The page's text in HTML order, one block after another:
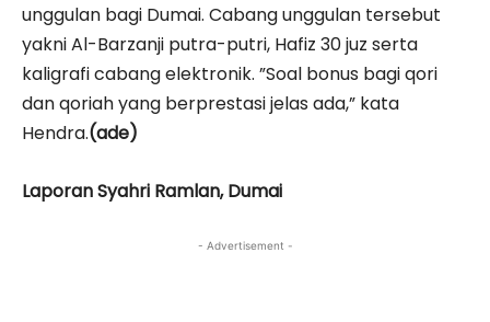
unggulan bagi Dumai. Cabang unggulan tersebut
yakni Al-Barzanji putra-putri, Hafiz 30 juz serta
kaligrafi cabang elektronik. ”Soal bonus bagi qori
dan qoriah yang berprestasi jelas ada,” kata
Hendra.(ade)
Laporan Syahri Ramlan, Dumai
- Advertisement -